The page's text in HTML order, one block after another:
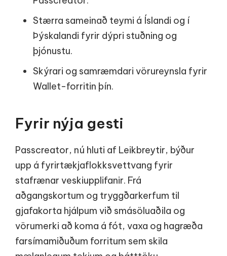
Stærra sameinað teymi á Íslandi og í
Þýskalandi fyrir dýpri stuðning og
þjónustu.
Skýrari og samræmdari vörureynsla fyrir
Wallet-forritin þín.
Fyrir nýja gesti
Passcreator, nú hluti af Leikbreytir, býður
upp á fyrirtækjaflokksvettvang fyrir
stafrænar veskiupplifanir. Frá
aðgangskortum og tryggðarkerfum til
gjafakorta hjálpum við smásöluaðila og
vörumerki að koma á fót, vaxa og hagræða
farsímamiðuðum forritum sem skila